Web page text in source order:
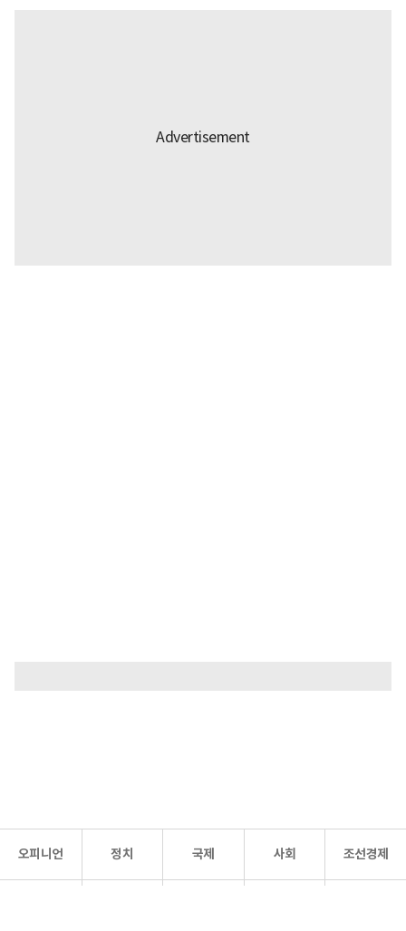
오피니언 정치 국제 사회 조선경제